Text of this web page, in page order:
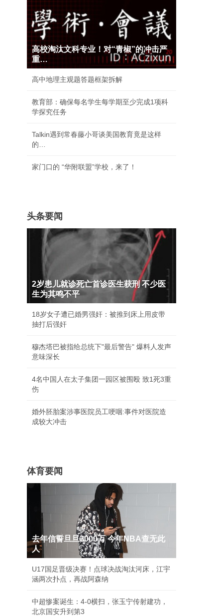
高校淘汰文科专业！对“青椒”的冲击严
重…
高中地理主观题答题框架拆解
教育部：确保每名学生每学期至少完成1项科
学探究任务
Talkin遇到常春藤小哥谈美国教育竟是这样
的…
家门口的 “华附联盟”学校，来了！
头条要闻
2岁患儿就诊死亡首诊医生获刑 不少医
生为其鸣不平
18岁女子遭已婚男强奸：被推到床上用皮带
抽打后强奸
穆杰塔巴被指给总统下"最后警告" 爆料人发声
意味深长
4名中国人在太子集团一园区被围殴 致1死3重
伤
婚外胚胎案涉事医院员工哽咽:事件对医院造
成较大冲击
体育要闻
去年信誓旦旦3000万 今年NBA查无此
人
U17国足晋级决赛！点球决战淘汰河床，江宇
涵两次扑点，再战阿森纳
中超惨案诞生：4-0横扫，张玉宁传射建功，
北京国安升到第3